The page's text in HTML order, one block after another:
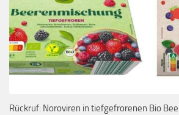
Rückruf: Noroviren in tiefgefrorenen Bio